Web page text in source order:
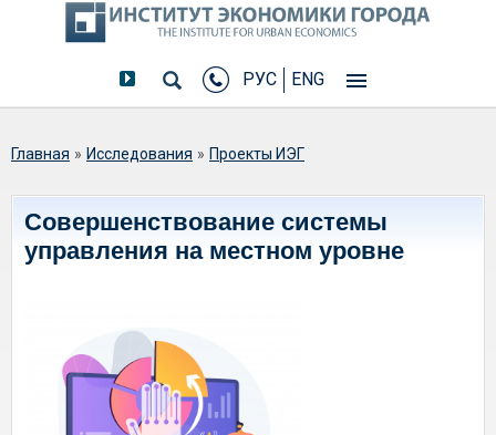
РУС ENG
Вы здесь
Главная » Исследования » Проекты ИЭГ
Совершенствование системы
управления на местном уровне